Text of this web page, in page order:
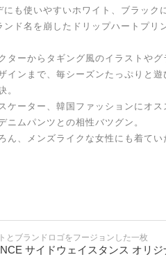
にも使いやすいホワイト、ブラック
ンド名を崩したドリップハートプリ
ターからタギング風のイラストやグ
インまで、毎シーズンたっぷりと
。
ケーター、韓国ファッションにオ
ニムパンツとの相性バツグン。
ん、メンズライクな女性にも着てい
とブランドロゴをフージョンした一枚
サイドウェイスタンス オリ